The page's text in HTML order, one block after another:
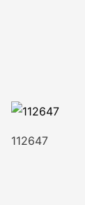
112647